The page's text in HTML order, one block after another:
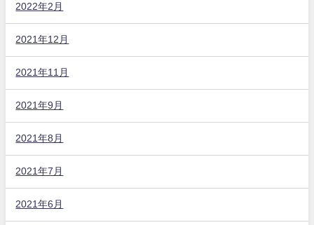
2022年2月
2021年12月
2021年11月
2021年9月
2021年8月
2021年7月
2021年6月